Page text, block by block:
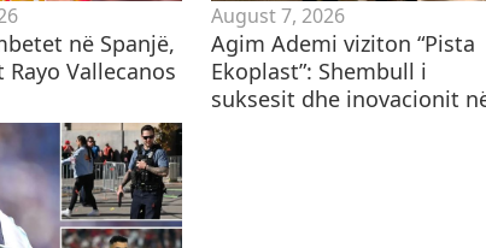
në Spanjë,
Vallecanos
August 7, 2026
Agim Ademi viziton “Pista
Ekoplast”: Shembull i
suksesit dhe inovacionit